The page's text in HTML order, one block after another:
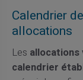
Calendrier
allocations
Les allocations
calendrier